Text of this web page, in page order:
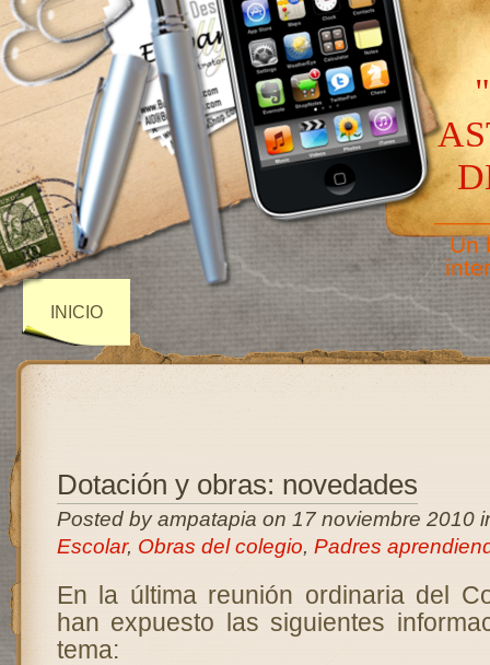
Un
INICIO
Dotación y obras: novedades
Posted by ampatapia on 17 noviembre 2010
Escolar, Obras del colegio, Padres
En la última reunión ordinaria del
han expuesto las siguientes
tema: